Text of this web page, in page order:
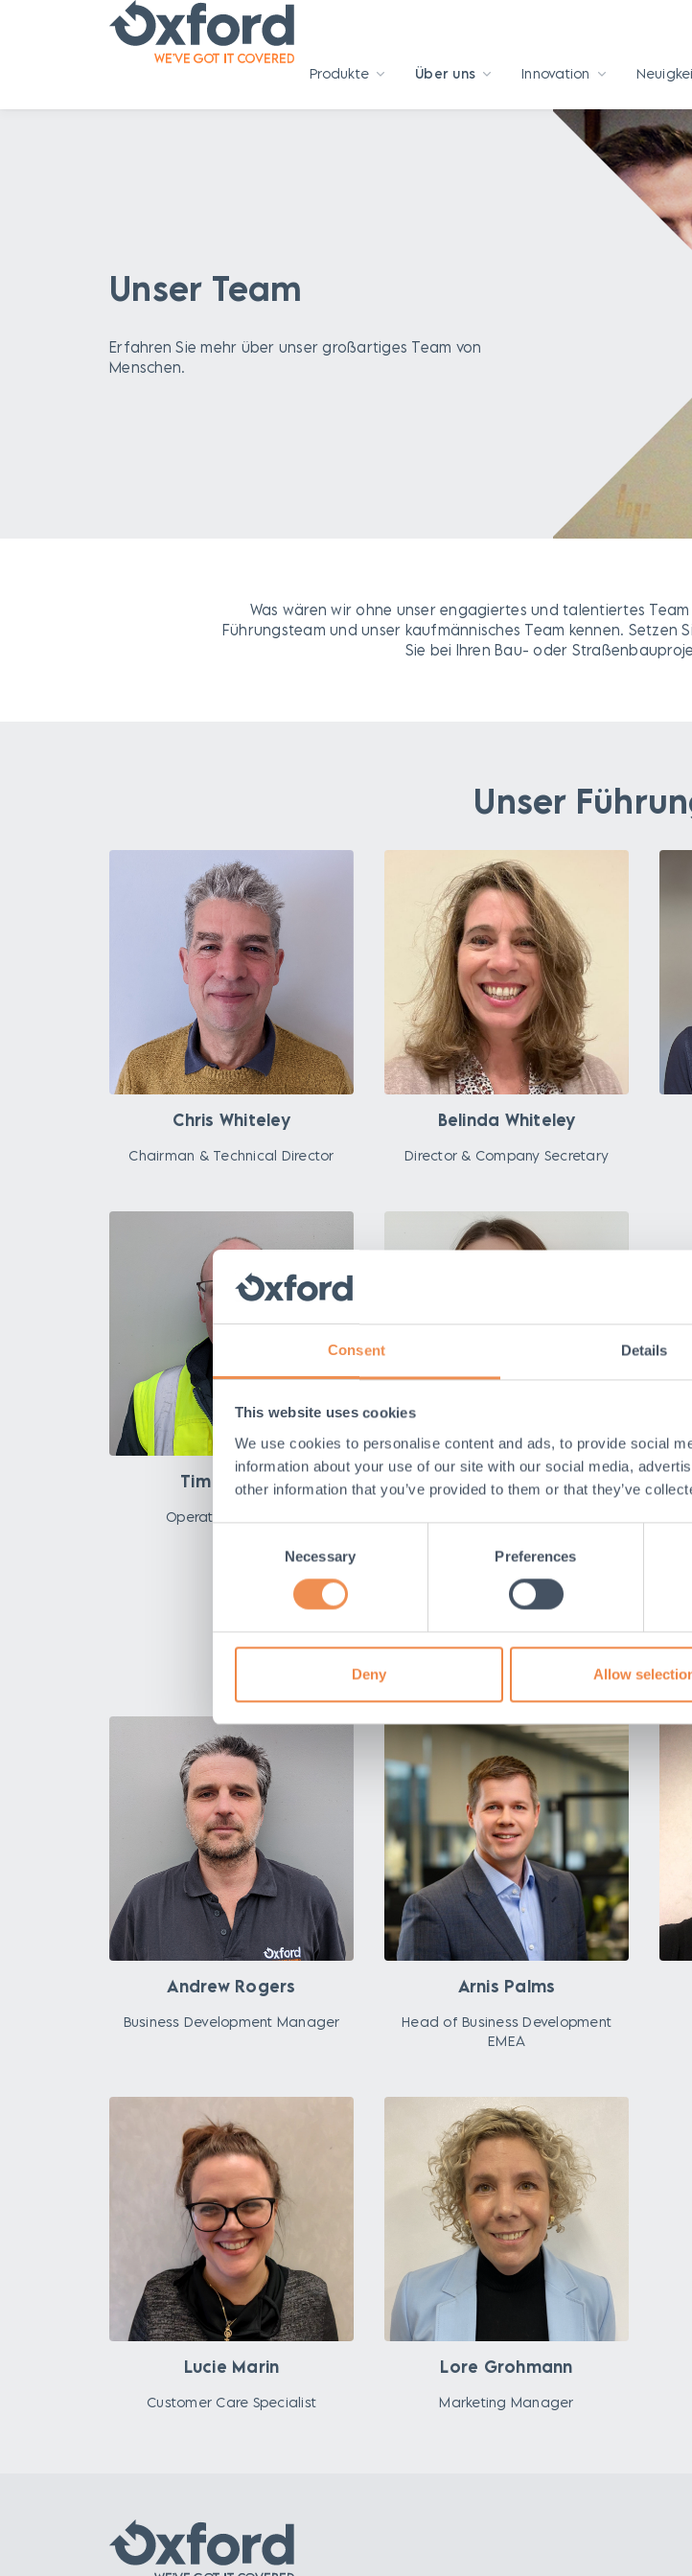
Consent Details
This website uses cookies
We use cookies to personalise content and ads, to provide social
information about your use of our site with our social media,
other information that you’ve provided to them or that they’ve
Necessary Preferences
Deny Allow
Produkte Über uns Innovation
Unser Team
Erfahren Sie mehr über unser großartiges Team von
Menschen.
Was wären wir ohne unser engagiertes und talentiertes
Führungsteam und unser kaufmännisches Team kennen. Setzen
Sie bei Ihren Bau- oder
Unser
Chris Whiteley
Chairman & Technical Director
Belinda Whiteley
Director & Company Secretary
Tim Horsfall
Operations Director
Lucy Hamblin
Unser
Andrew Rogers
Business Development Manager
Arnis Palms
Head of Business Development
EMEA
Lucie Marin
Customer Care Specialist
Lore Grohmann
Marketing Manager